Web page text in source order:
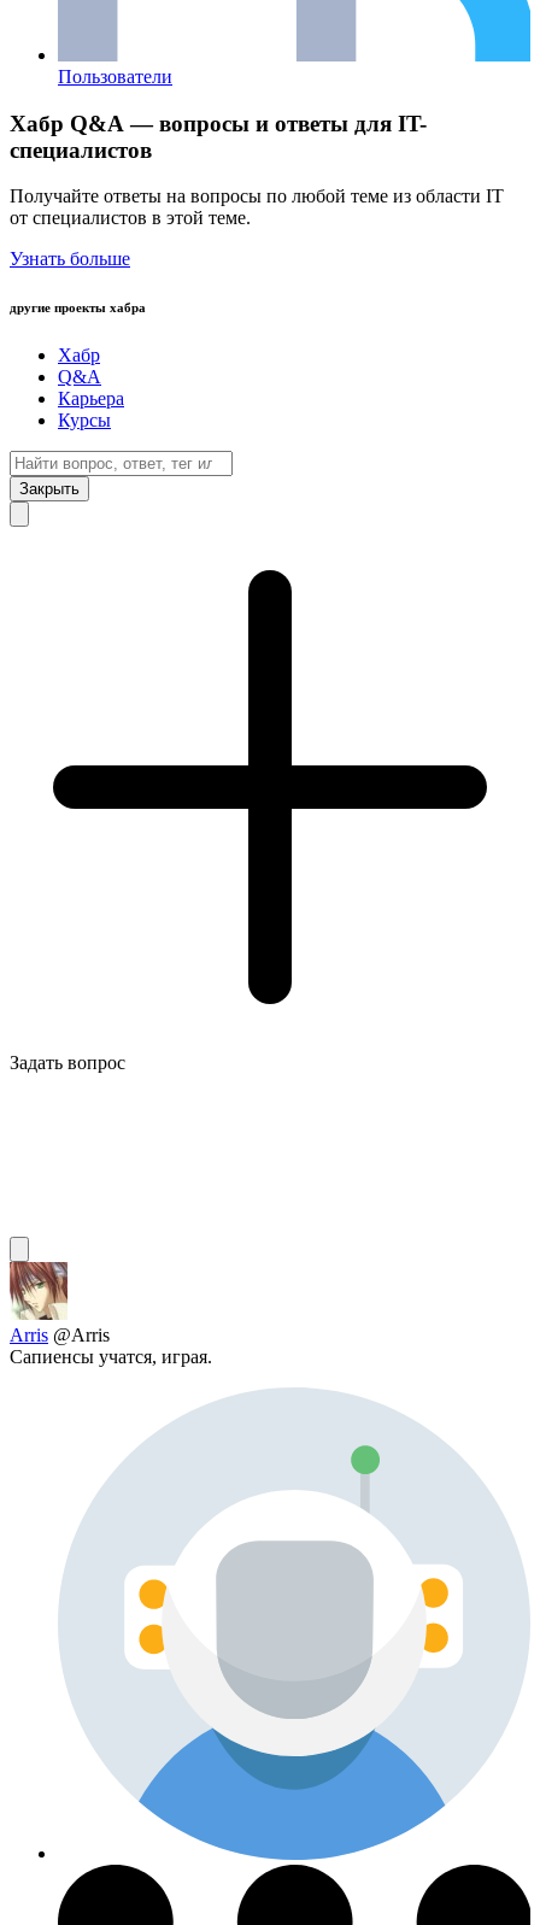
Пользователи
Хабр Q&A — вопросы и ответы для IT-
специалистов
Получайте ответы на вопросы по любой теме из области IT
от специалистов в этой теме.
Узнать больше
другие проекты хабра
Хабр
Q&A
Карьера
Курсы
Закрыть
Задать вопрос
Arris @Arris
Сапиенсы учатся, играя.